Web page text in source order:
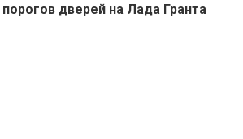
дверей на Лада Гранта